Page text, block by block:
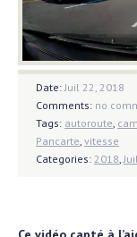
Date: Juil 22, 2018
Comments: no
Tags: autoroute
Pancarte vitesse
Categories: 2018